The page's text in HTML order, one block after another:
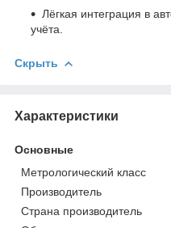
Лёгкая интеграция в
учёта.
Скрыть
Характеристики
Основные
Метрологический класс
Производитель
Страна производитель